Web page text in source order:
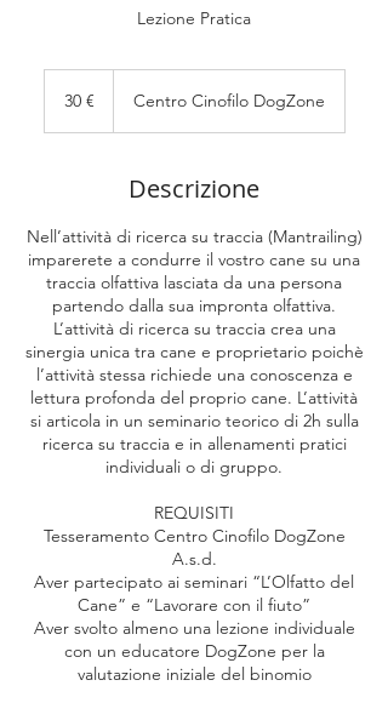
Lezione Pratica
30 € Centro Cinofilo DogZone
Descrizione
Nell’attività di ricerca su traccia (Mantrailing)
imparerete a condurre il vostro cane su una
traccia olfattiva lasciata da una persona
partendo dalla sua impronta olfattiva.
L’attività di ricerca su traccia crea una
sinergia unica tra cane e proprietario poichè
l’attività stessa richiede una conoscenza e
lettura profonda del proprio cane. L’attività
si articola in un seminario teorico di 2h sulla
ricerca su traccia e in allenamenti pratici
individuali o di gruppo.
REQUISITI
Tesseramento Centro Cinofilo DogZone
A.s.d.
Aver partecipato ai seminari “L’Olfatto del
Cane” e “Lavorare con il fiuto”
Aver svolto almeno una lezione individuale
con un educatore DogZone per la
valutazione iniziale del binomio